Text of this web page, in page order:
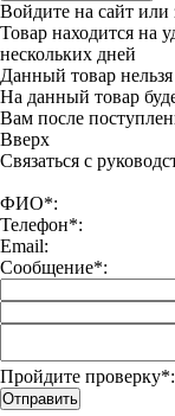
Войдите на сайт или
Товар находится на
нескольких дней
Данный товар
На данный товар
Вам после
Вверx
Связаться с
ФИО*:
Телефон*:
Email:
Сообщение*:
Пройдите проверку*:
Отправить